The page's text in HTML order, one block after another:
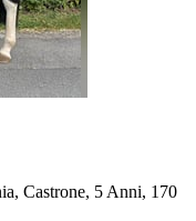
Castrone, 5 Anni, 170